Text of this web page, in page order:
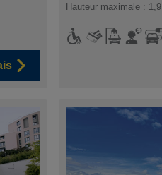
Hauteur maximale : 1,9